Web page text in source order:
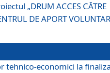
„DRUM ACCES CĂTRE
DE APORT
tehnico-economici la